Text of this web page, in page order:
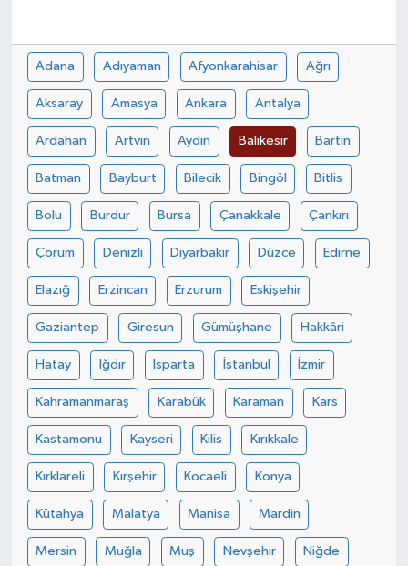
Adana Adıyaman Afyonkarahisar Ağrı
Aksaray Amasya Ankara Antalya
Ardahan Artvin Aydın Balıkesir Bartın
Batman Bayburt Bilecik Bingöl Bitlis
Bolu Burdur Bursa Çanakkale Çankırı
Çorum Denizli Diyarbakır Düzce Edirne
Elazığ Erzincan Erzurum Eskişehir
Gaziantep Giresun Gümüşhane Hakkâri
Hatay Iğdır Isparta İstanbul İzmir
Kahramanmaraş Karabük Karaman Kars
Kastamonu Kayseri Kilis Kırıkkale
Kırklareli Kırşehir Kocaeli Konya
Kütahya Malatya Manisa Mardin
Mersin Muğla Muş Nevşehir Niğde